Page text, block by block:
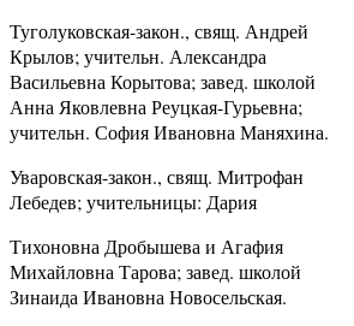
Туголуковская-закон., свящ. Андрей
Крылов; учительн. Александра
Васильевна Корытова; завед. школой
Анна Яковлевна Реуцкая-Гурьевна;
учительн. София Ивановна Маняхина.
Уваровская-закон., свящ. Митрофан
Лебедев; учительницы: Дария
Тихоновна Дробышева и Агафия
Михайловна Тарова; завед. школой
Зинаида Ивановна Новосельская.